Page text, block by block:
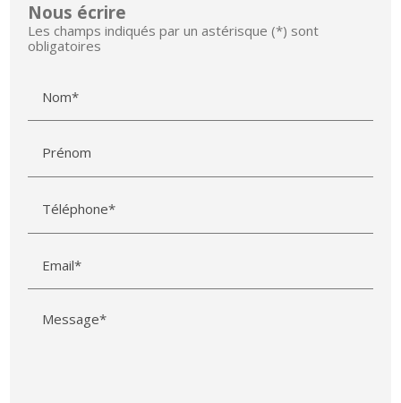
Nous écrire
Les champs indiqués par un astérisque (*) sont
obligatoires
Nom*
Prénom
Téléphone*
Email*
Message*